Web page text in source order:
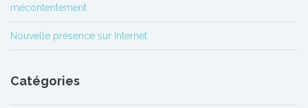
mécontentement
Nouvelle présence sur Internet
Catégories